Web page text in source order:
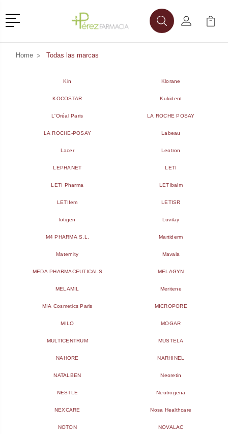
Menú
BuscarMi Cuenta
Mi
Home Todas las marcas
Kin Klorane
KOCOSTAR Kukident
L'Oréal Paris LA ROCHE POSAY
LA ROCHE-POSAY Labeau
Lacer Leotron
LEPHANET LETI
LETI Pharma LETIbalm
LETIfem LETISR
lotigen Luvilay
M4 PHARMA S.L. Martiderm
Maternity Mavala
MEDA PHARMACEUTICALS MELAGYN
MELAMIL Meritene
MIA Cosmetics Paris MICROPORE
MILO MOGAR
MULTICENTRUM MUSTELA
NAHORE NARHINEL
NATALBEN Neoretin
NESTLE Neutrogena
NEXCARE Nosa Healthcare
NOTON NOVALAC